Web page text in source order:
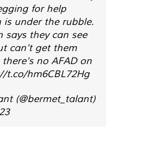
for help
is under the rubble.
says they can see
can't get them
no AFAD on
t.co/hm6CBL72Hg
(@bermet_talant)